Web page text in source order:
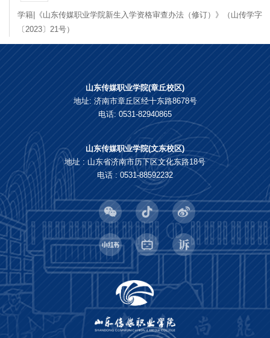
学籍|《山东传媒职业学院新生入学资格审查办法（修订）》（山传学字
〔2023〕21号）
山东传媒职业学院(章丘校区)
地址: 济南市章丘区经十东路8678号
电话: 0531-82940865
山东传媒职业学院(文东校区)
地址 : 山东省济南市历下区文化东路18号
电话 : 0531-88592232